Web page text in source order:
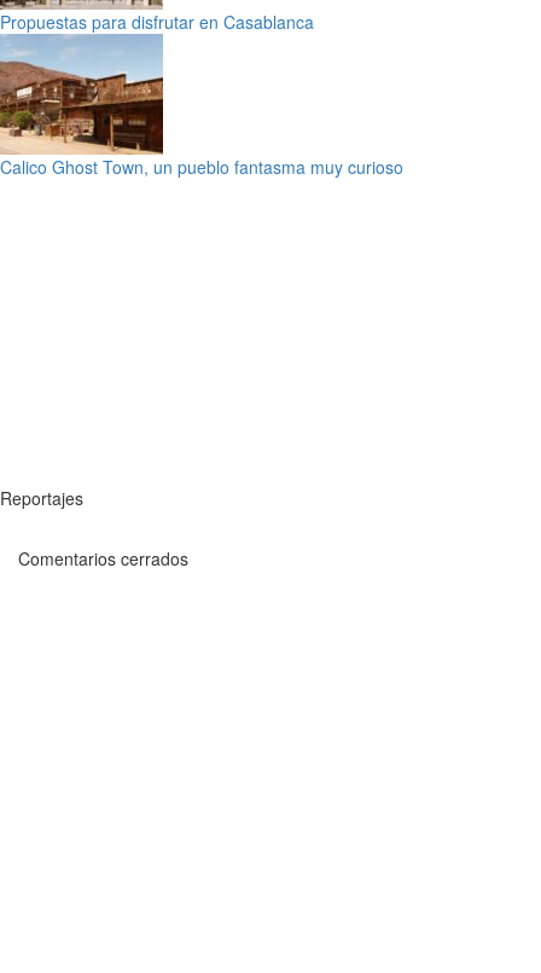
Propuestas para disfrutar en Casablanca
Calico Ghost Town, un pueblo fantasma muy curioso
Reportajes
Comentarios cerrados